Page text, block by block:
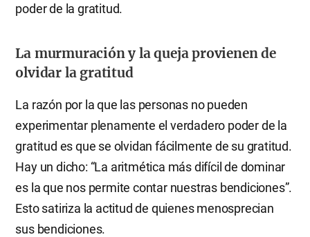
poder de la gratitud.
La murmuración y la queja provienen de
olvidar la gratitud
La razón por la que las personas no pueden
experimentar plenamente el verdadero poder de la
gratitud es que se olvidan fácilmente de su gratitud.
Hay un dicho: “La aritmética más difícil de dominar
es la que nos permite contar nuestras bendiciones”.
Esto satiriza la actitud de quienes menosprecian
sus bendiciones.